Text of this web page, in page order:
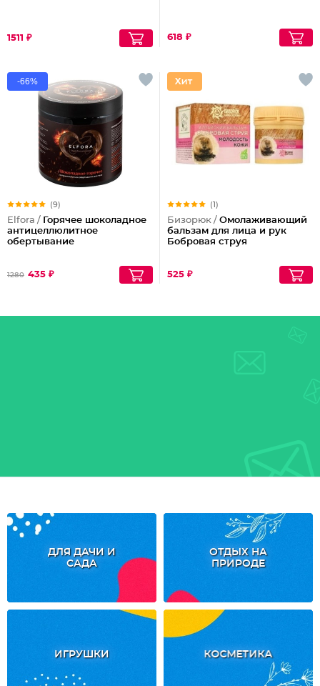
1511 ₽ 618 ₽
-66%
(9)
Elfora / Горячее шоколадное
антицеллюлитное
обертывание
1280 435 ₽
(1)
Бизорюк / Омолаживающий
бальзам для лица и рук
Бобровая струя
525 ₽
ДЛЯ ДАЧИ И
САДА
ОТДЫХ НА
ПРИРОДЕ
ИГРУШКИ КОСМЕТИКА